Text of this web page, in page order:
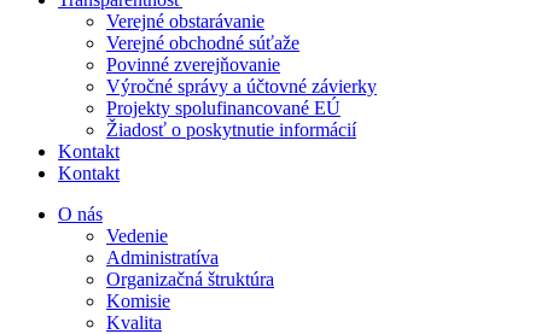
Verejné obstarávanie
Verejné obchodné súťaže
Povinné zverejňovanie
Výročné správy a účtovné závierky
Projekty spolufinancované EÚ
Žiadosť o poskytnutie informácií
Kontakt
Kontakt
O nás
Vedenie
Administratíva
Organizačná štruktúra
Komisie
Kvalita